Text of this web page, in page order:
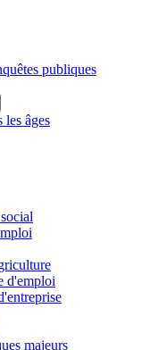
publiques
les âges
d'emploi
majeurs